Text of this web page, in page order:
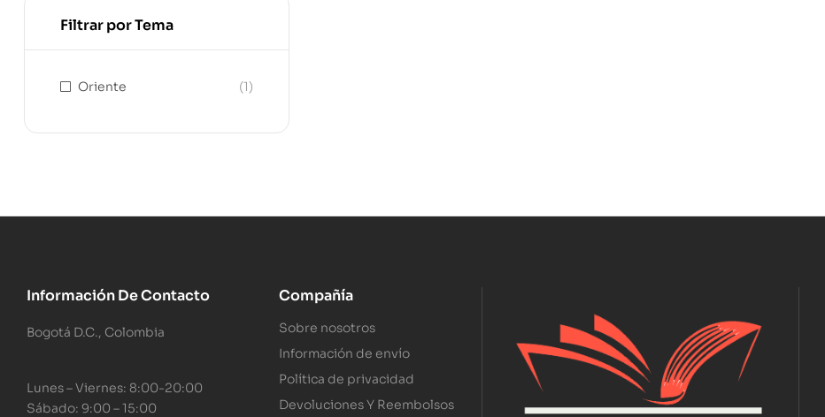
Filtrar por Tema
Oriente (1)
Información De Contacto
Bogotá D.C., Colombia
Lunes – Viernes: 8:00-20:00
Sábado: 9:00 – 15:00
Compañía
Sobre nosotros
Información de envío
Política de privacidad
Devoluciones Y Reembolsos